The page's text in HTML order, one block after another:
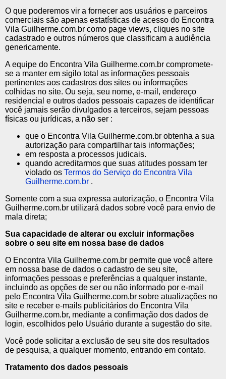
O que poderemos vir a fornecer aos usuários e parceiros
comerciais são apenas estatísticas de acesso do Encontra
Vila Guilherme.com.br como page views, cliques no site
cadastrado e outros números que classificam a audiência
genericamente.
A equipe do Encontra Vila Guilherme.com.br compromete-
se a manter em sigilo total as informações pessoais
pertinentes aos cadastros dos sites ou informações
colhidas no site. Ou seja, seu nome, e-mail, endereço
residencial e outros dados pessoais capazes de identificar
você jamais serão divulgados a terceiros, sejam pessoas
físicas ou jurídicas, a não ser :
que o Encontra Vila Guilherme.com.br obtenha a sua
autorização para compartilhar tais informações;
em resposta a processos judicais.
quando acreditarmos que suas atitudes possam ter
violado os Termos do Serviço do Encontra Vila
Guilherme.com.br .
Somente com a sua expressa autorização, o Encontra Vila
Guilherme.com.br utilizará dados sobre você para envio de
mala direta;
Sua capacidade de alterar ou excluir informações
sobre o seu site em nossa base de dados
O Encontra Vila Guilherme.com.br permite que você altere
em nossa base de dados o cadastro de seu site,
informações pessoas e preferências a qualquer instante,
incluindo as opções de ser ou não informado por e-mail
pelo Encontra Vila Guilherme.com.br sobre atualizações no
site e receber e-mails publicitários do Encontra Vila
Guilherme.com.br, mediante a confirmação dos dados de
login, escolhidos pelo Usuário durante a sugestão do site.
Você pode solicitar a exclusão de seu site dos resultados
de pesquisa, a qualquer momento, entrando em contato.
Tratamento dos dados pessoais